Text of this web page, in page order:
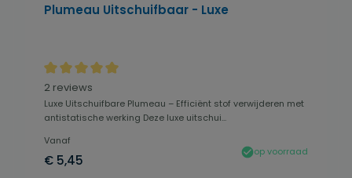
Plumeau Uitschuifbaar - Luxe
Gemiddelde waardering van 5 van 5 sterren
2 reviews
Luxe Uitschuifbare Plumeau – Efficiënt stof verwijderen met
antistatische werking Deze luxe uitschui...
Vanaf
€ 5,45
op voorraad